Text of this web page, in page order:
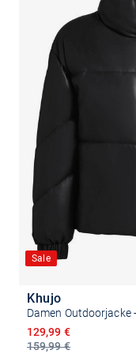
Sale
Khujo
Damen Outdoorjacke
159,99 €
Ermäßigter Preis
129,99 €